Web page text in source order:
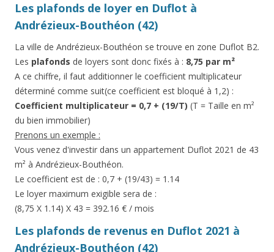
Les plafonds de loyer en Duflot à
Andrézieux-Bouthéon (42)
La ville de Andrézieux-Bouthéon se trouve en zone Duflot B2.
Les plafonds de loyers sont donc fixés à : 8,75 par m²
A ce chiffre, il faut additionner le coefficient multiplicateur
déterminé comme suit(ce coefficient est bloqué à 1,2) :
Coefficient multiplicateur = 0,7 + (19/T) (T = Taille en m²
du bien immobilier)
Prenons un exemple :
Vous venez d'investir dans un appartement Duflot 2021 de 43
m² à Andrézieux-Bouthéon.
Le coefficient est de : 0,7 + (19/43) = 1.14
Le loyer maximum exigible sera de :
(8,75 X 1.14) X 43 = 392.16 € / mois
Les plafonds de revenus en Duflot 2021 à
Andrézieux-Bouthéon (42)